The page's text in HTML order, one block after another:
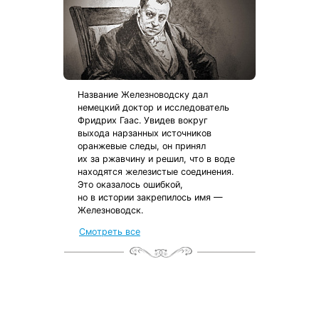
Название Железноводску дал
немецкий доктор и исследователь
Фридрих Гаас. Увидев вокруг
выхода нарзанных источников
оранжевые следы, он принял
их за ржавчину и решил, что в воде
находятся железистые соединения.
Это оказалось ошибкой,
но в истории закрепилось имя —
Железноводск.
Смотреть все
от местных жителей
с чек-листом
и туристической картой